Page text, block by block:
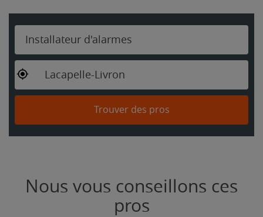
Installateur d'alarmes
Lacapelle-Livron
Trouver des pros
Nous vous conseillons ces
pros